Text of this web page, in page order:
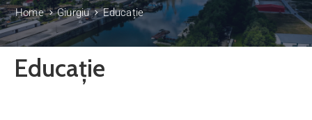
Home Giurgiu Educație
Educație